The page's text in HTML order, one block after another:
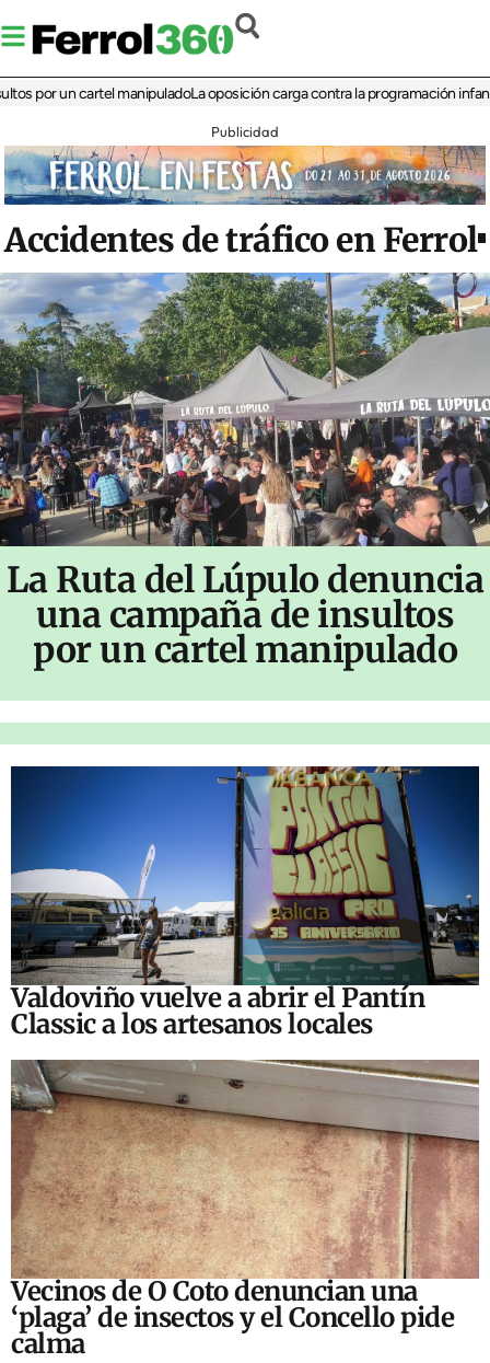
un cartel manipuladoLa oposición carga contra la programación infantil de
Publicidad
Accidentes de tráfico en Ferrol
La Ruta del Lúpulo denuncia
una campaña de insultos
por un cartel manipulado
Valdoviño vuelve a abrir el Pantín
Classic a los artesanos locales
Vecinos de O Coto denuncian una
‘plaga’ de insectos y el Concello pide
calma